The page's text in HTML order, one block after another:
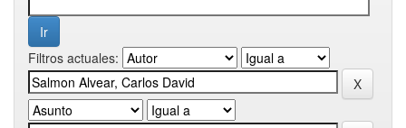
Filtros actuales: